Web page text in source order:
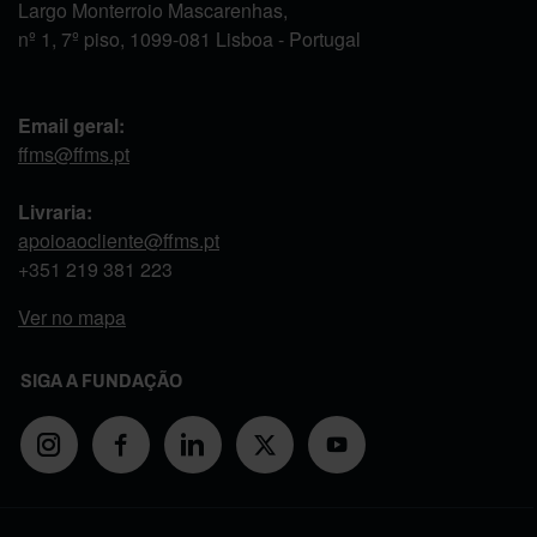
Largo Monterroio Mascarenhas,
nº 1, 7º piso, 1099-081 Lisboa - Portugal
Email geral:
ffms@ffms.pt
Livraria:
apoioaocliente@ffms.pt
+351 219 381 223
Ver no mapa
SIGA A FUNDAÇÃO